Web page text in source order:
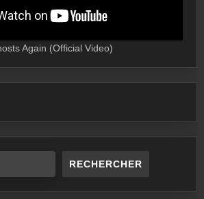
Again (Official Video)
RECHERCHER